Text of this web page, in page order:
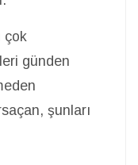
çok
günden
şunları